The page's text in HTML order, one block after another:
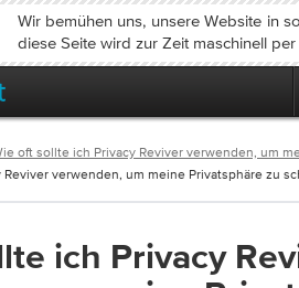
Wir bemühen uns, unsere Website in
diese Seite wird zur Zeit maschinell
oft sollte ich Privacy Reviver verwenden, um
verwenden, um meine Privatsphäre zu
ich Privacy